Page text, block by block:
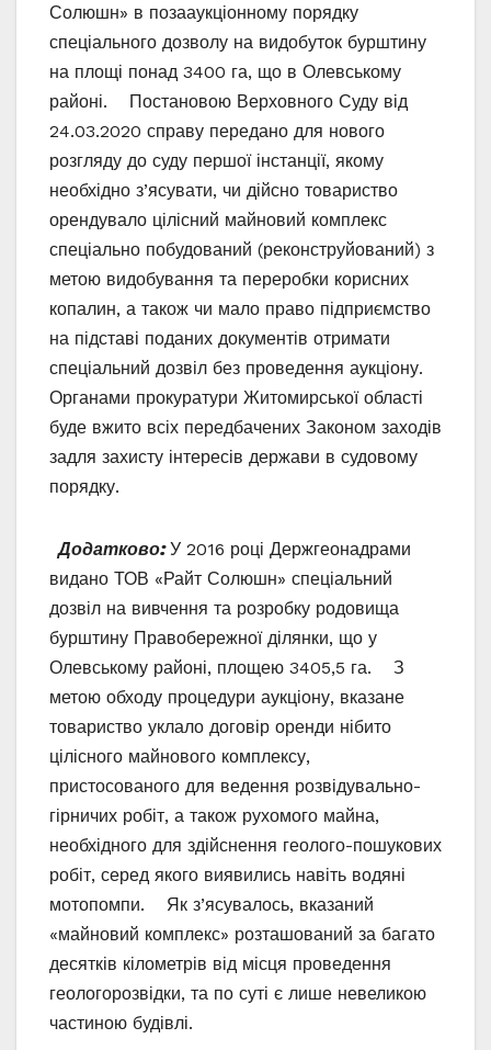
Солюшн» в позааукціонному порядку
спеціального дозволу на видобуток бурштину
на площі понад 3400 га, що в Олевському
районі. Постановою Верховного Суду від
24.03.2020 справу передано для нового
розгляду до суду першої інстанції, якому
необхідно з’ясувати, чи дійсно товариство
орендувало цілісний майновий комплекс
спеціально побудований (реконструйований) з
метою видобування та переробки корисних
копалин, а також чи мало право підприємство
на підставі поданих документів отримати
спеціальний дозвіл без проведення аукціону.
Органами прокуратури Житомирської області
буде вжито всіх передбачених Законом заходів
задля захисту інтересів держави в судовому
порядку.
Додатково:У 2016 році Держгеонадрами
видано ТОВ «Райт Солюшн» спеціальний
дозвіл на вивчення та розробку родовища
бурштину Правобережної ділянки, що у
Олевському районі, площею 3405,5 га. З
метою обходу процедури аукціону, вказане
товариство уклало договір оренди нібито
цілісного майнового комплексу,
пристосованого для ведення розвідувально-
гірничих робіт, а також рухомого майна,
необхідного для здійснення геолого-пошукових
робіт, серед якого виявились навіть водяні
мотопомпи. Як з’ясувалось, вказаний
«майновий комплекс» розташований за багато
десятків кілометрів від місця проведення
геологорозвідки, та по суті є лише невеликою
частиною будівлі.